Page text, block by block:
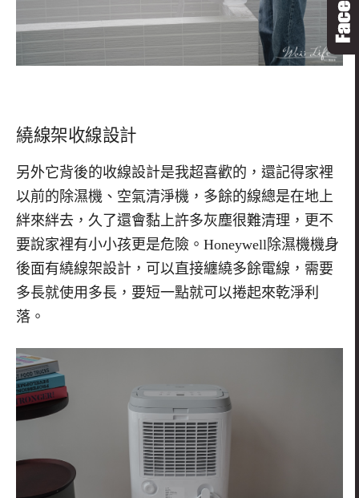
繞線架收線設計
另外它背後的收線設計是我超喜歡的，還記得家裡
以前的除濕機、空氣清淨機，多餘的線總是在地上
絆來絆去，久了還會黏上許多灰塵很難清理，更不
要說家裡有小小孩更是危險。Honeywell除濕機機身
後面有繞線架設計，可以直接纏繞多餘電線，需要
多長就使用多長，要短一點就可以捲起來乾淨利
落。